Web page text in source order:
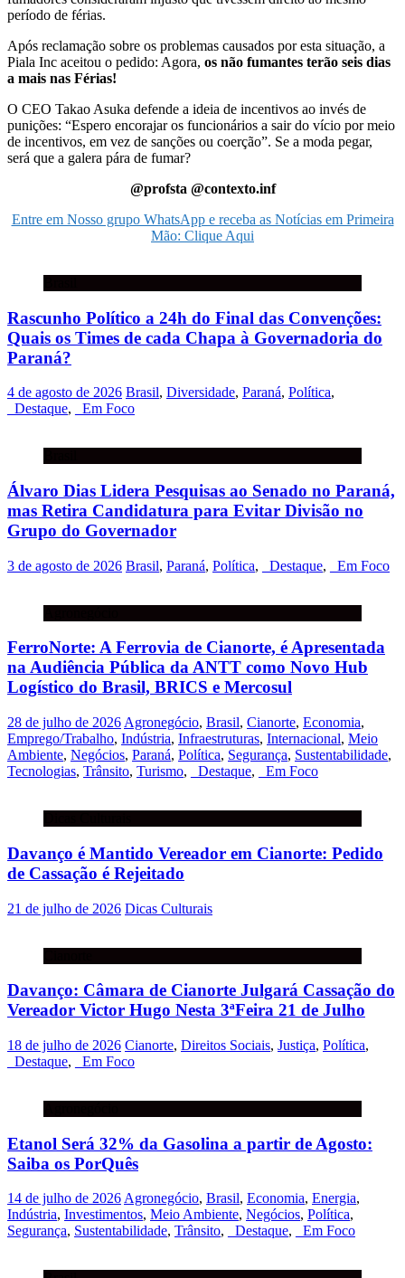
período de férias.
Após reclamação sobre os problemas causados ​​por esta situação, a
Piala Inc aceitou o pedido: Agora, os não fumantes terão seis dias
a mais nas Férias!
O CEO Takao Asuka defende a ideia de incentivos ao invés de
punições: “Espero encorajar os funcionários a sair do vício por meio
de incentivos, em vez de sanções ou coerção”. Se a moda pegar,
será que a galera pára de fumar?
@profsta @contexto.inf
Entre em Nosso grupo WhatsApp e receba as Notícias em Primeira
Mão: Clique Aqui
Rascunho Político a 24h do Final das Convenções:
Quais os Times de cada Chapa à Governadoria do
Paraná?
4 de agosto de 2026 Brasil, Diversidade, Paraná, Política,
_Destaque, _Em Foco
Álvaro Dias Lidera Pesquisas ao Senado no Paraná,
mas Retira Candidatura para Evitar Divisão no
Grupo do Governador
3 de agosto de 2026 Brasil, Paraná, Política, _Destaque, _Em Foco
FerroNorte: A Ferrovia de Cianorte, é Apresentada
na Audiência Pública da ANTT como Novo Hub
Logístico do Brasil, BRICS e Mercosul
28 de julho de 2026 Agronegócio, Brasil, Cianorte, Economia,
Emprego/Trabalho, Indústria, Infraestruturas, Internacional, Meio
Ambiente, Negócios, Paraná, Política, Segurança, Sustentabilidade,
Tecnologias, Trânsito, Turismo, _Destaque, _Em Foco
Davanço é Mantido Vereador em Cianorte: Pedido
de Cassação é Rejeitado
21 de julho de 2026 Dicas Culturais
Davanço: Câmara de Cianorte Julgará Cassação do
Vereador Victor Hugo Nesta 3ªFeira 21 de Julho
18 de julho de 2026 Cianorte, Direitos Sociais, Justiça, Política,
_Destaque, _Em Foco
Etanol Será 32% da Gasolina a partir de Agosto:
Saiba os PorQuês
14 de julho de 2026Agronegócio, Brasil, Economia, Energia,
Indústria, Investimentos, Meio Ambiente, Negócios, Política,
Segurança, Sustentabilidade, Trânsito, _Destaque, _Em Foco